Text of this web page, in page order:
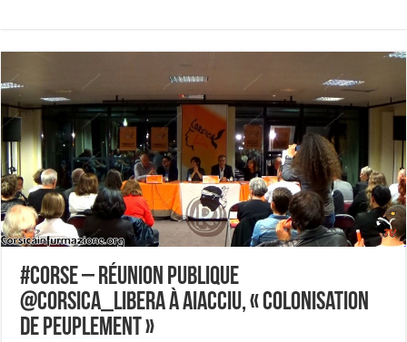
#Corse – Réunion Publique
@Corsica_Libera à Aiacciu, « Colonisation
de Peuplement »